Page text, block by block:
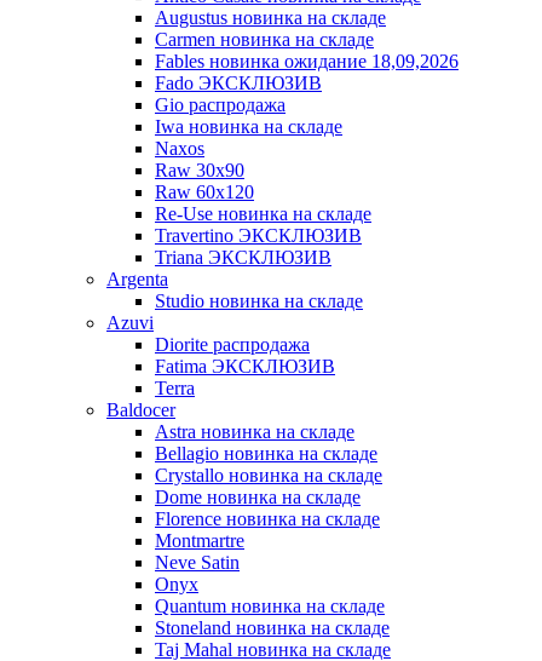
Augustus новинка на складе
Carmen новинка на складе
Fables новинка ожидание 18,09,2026
Fado ЭКСКЛЮЗИВ
Gio распродажа
Iwa новинка на складе
Naxos
Raw 30x90
Raw 60х120
Re-Use новинка на складе
Travertino ЭКСКЛЮЗИВ
Triana ЭКСКЛЮЗИВ
Argenta
Studio новинка на складе
Azuvi
Diorite распродажа
Fatima ЭКСКЛЮЗИВ
Terra
Baldoсer
Astra новинка на складе
Bellagio новинка на складе
Crystallo новинка на складе
Dome новинка на складе
Florence новинка на складе
Montmartre
Neve Satin
Onyx
Quantum новинка на складе
Stoneland новинка на складе
Taj Mahal новинка на складе